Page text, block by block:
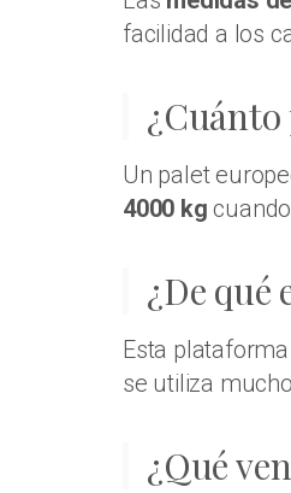
facilidad a los
¿Cuánto
Un palet
4000 kg
¿De qué
Esta
se utiliza
¿Qué